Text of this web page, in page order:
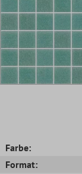
Farbe:
Format: